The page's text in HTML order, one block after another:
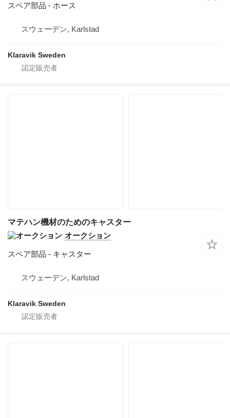
スペア部品 - ホース
スウェーデン, Karlstad
Klaravik Sweden
マテハン機材のためのキャスター
オークション
スペア部品 - キャスター
スウェーデン, Karlstad
Klaravik Sweden